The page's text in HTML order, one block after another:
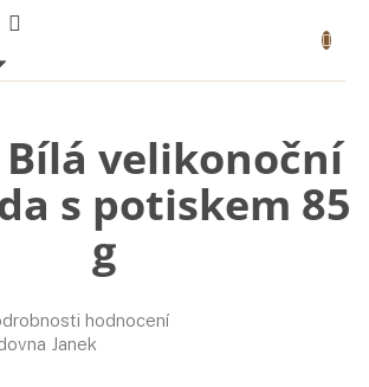
košík
Bílá velikonoční
s potiskem 85
g
hodnocení
Janek